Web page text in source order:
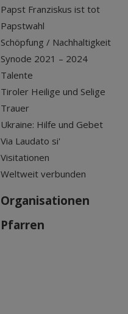
Papst Franziskus ist tot
Papstwahl
Schöpfung / Nachhaltigkeit
Synode 2021 – 2024
Talente
Tiroler Heilige und Selige
Trauer
Ukraine: Hilfe und Gebet
Via Laudato si'
Visitationen
Weltweit verbunden
Organisationen
Pfarren